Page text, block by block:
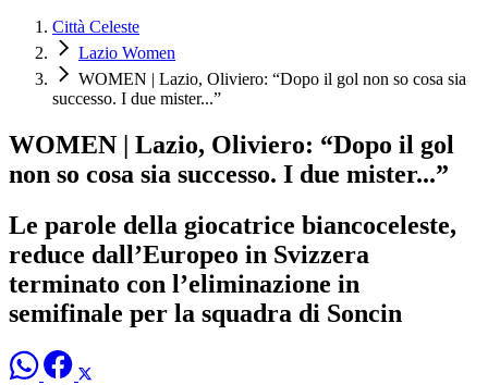
Città Celeste
Lazio Women
WOMEN | Lazio, Oliviero: “Dopo il gol non so cosa sia
successo. I due mister...”
WOMEN | Lazio, Oliviero: “Dopo il gol
non so cosa sia successo. I due mister...”
Le parole della giocatrice biancoceleste,
reduce dall’Europeo in Svizzera
terminato con l’eliminazione in
semifinale per la squadra di Soncin